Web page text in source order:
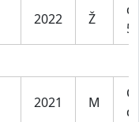
2022 Ž
5
2021 M